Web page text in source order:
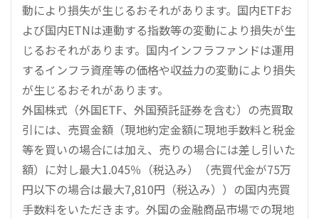
動により損失が生じるおそれがあります。国内ETFお
よび国内ETNは連動する指数等の変動により損失が生
じるおそれがあります。国内インフラファンドは運用
するインフラ資産等の価格や収益力の変動により損失
が生じるおそれがあります。
外国株式（外国ETF、外国預託証券を含む）の売買取
引には、売買金額（現地約定金額に現地手数料と税金
等を買いの場合には加え、売りの場合には差し引いた
額）に対し最大1.045％（税込み）（売買代金が75万
円以下の場合は最大7,810円（税込み））の国内売買
手数料をいただきます。外国の金融商品市場での現地